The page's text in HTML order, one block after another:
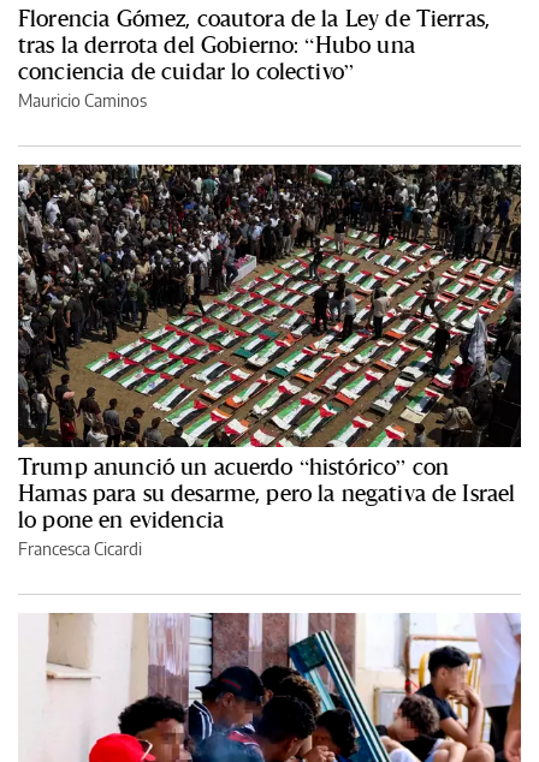
Florencia Gómez, coautora de la Ley de Tierras,
tras la derrota del Gobierno: “Hubo una
conciencia de cuidar lo colectivo”
Mauricio Caminos
Trump anunció un acuerdo “histórico” con
Hamas para su desarme, pero la negativa de Israel
lo pone en evidencia
Francesca Cicardi